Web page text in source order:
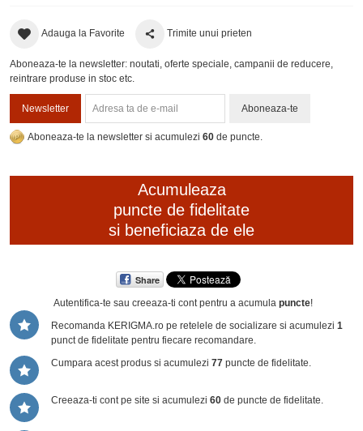
Adauga la Favorite Trimite unui prieten
Aboneaza-te la newsletter: noutati, oferte speciale, campanii de reducere,
reintrare produse in stoc etc.
Newsletter Aboneaza-te
Aboneaza-te la newsletter si acumulezi 60 de puncte.
Acumuleaza
puncte de fidelitate
si beneficiaza de ele
Share
Autentifica-te sau creeaza-ti contpentru a acumula puncte!
Recomanda KERIGMA.ro pe retelele de socializare si acumulezi 1
punct de fidelitate pentru fiecare recomandare.
Cumpara acest produs si acumulezi 77 puncte de fidelitate.
Creeaza-ti cont pe site si acumulezi 60 de puncte de fidelitate.